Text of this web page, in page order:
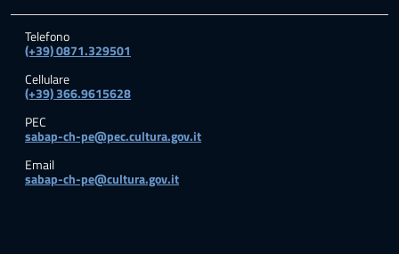
Telefono
(+39) 0871.329501
Cellulare
(+39) 366.9615628
PEC
sabap-ch-pe@pec.cultura.gov.it
Email
sabap-ch-pe@cultura.gov.it